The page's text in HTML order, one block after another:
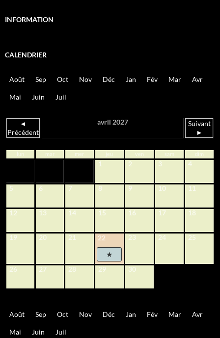
INFORMATION
CALENDRIER
Août Sep Oct Nov Déc Jan Fév Mar Avr
Mai Juin Juil
◄
Précédent
avril 2027
Suivant
►
lun mar mer jeu ven sam dim
1 2 3 4
5 6 7 8 9 10 11
12 13 14 15 16 17 18
19 20 21 22 23 24 25
26 27 28 29 30
Août Sep Oct Nov Déc Jan Fév Mar Avr
Mai Juin Juil